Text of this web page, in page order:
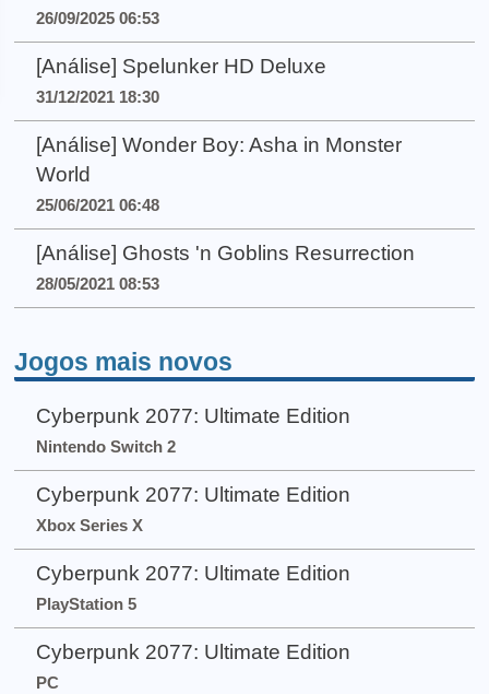
26/09/2025 06:53
[Análise] Spelunker HD Deluxe
31/12/2021 18:30
[Análise] Wonder Boy: Asha in Monster
World
25/06/2021 06:48
[Análise] Ghosts 'n Goblins Resurrection
28/05/2021 08:53
Jogos mais novos
Cyberpunk 2077: Ultimate Edition
Nintendo Switch 2
Cyberpunk 2077: Ultimate Edition
Xbox Series X
Cyberpunk 2077: Ultimate Edition
PlayStation 5
Cyberpunk 2077: Ultimate Edition
PC